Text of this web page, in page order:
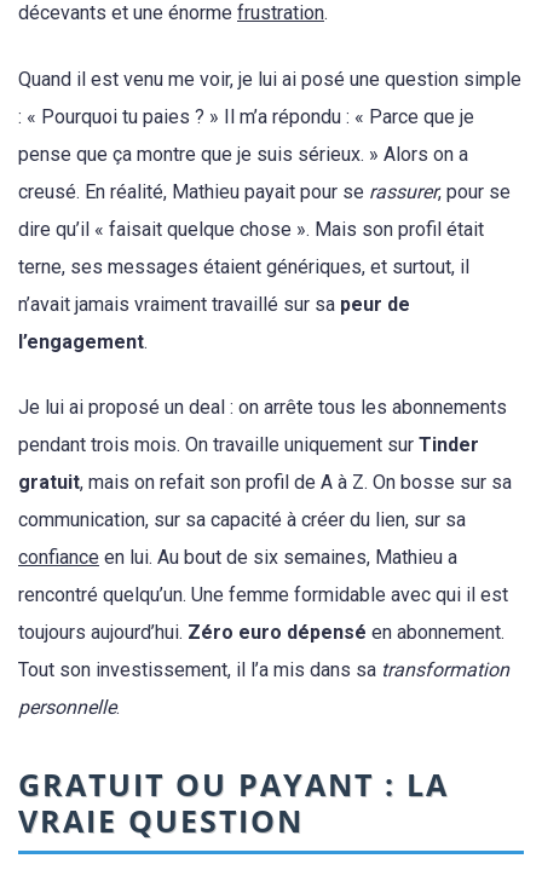
décevants et une énorme frustration.
Quand il est venu me voir, je lui ai posé une question simple
: « Pourquoi tu paies ? » Il m’a répondu : « Parce que je
pense que ça montre que je suis sérieux. » Alors on a
creusé. En réalité, Mathieu payait pour se rassurer, pour se
dire qu’il « faisait quelque chose ». Mais son profil était
terne, ses messages étaient génériques, et surtout, il
n’avait jamais vraiment travaillé sur sa peur de
l’engagement.
Je lui ai proposé un deal : on arrête tous les abonnements
pendant trois mois. On travaille uniquement sur Tinder
gratuit, mais on refait son profil de A à Z. On bosse sur sa
communication, sur sa capacité à créer du lien, sur sa
confiance en lui. Au bout de six semaines, Mathieu a
rencontré quelqu’un. Une femme formidable avec qui il est
toujours aujourd’hui. Zéro euro dépensé en abonnement.
Tout son investissement, il l’a mis dans sa transformation
personnelle.
GRATUIT OU PAYANT : LA
VRAIE QUESTION